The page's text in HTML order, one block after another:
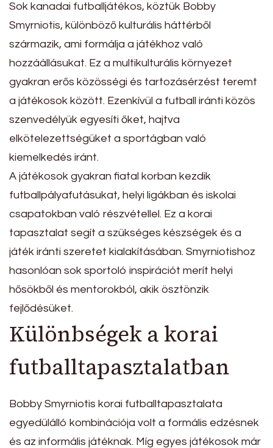
Sok kanadai futballjátékos, köztük Bobby
Smyrniotis, különböző kulturális háttérből
származik, ami formálja a játékhoz való
hozzáállásukat. Ez a multikulturális környezet
gyakran erős közösségi és tartozásérzést teremt
a játékosok között. Ezenkívül a futball iránti közös
szenvedélyük egyesíti őket, hajtva
elkötelezettségüket a sportágban való
kiemelkedés iránt.
A játékosok gyakran fiatal korban kezdik
futballpályafutásukat, helyi ligákban és iskolai
csapatokban való részvétellel. Ez a korai
tapasztalat segít a szükséges készségek és a
játék iránti szeretet kialakításában. Smyrniotishoz
hasonlóan sok sportoló inspirációt merít helyi
hősökből és mentorokból, akik ösztönzik
fejlődésüket.
Különbségek a korai
futballtapasztalatban
Bobby Smyrniotis korai futballtapasztalata
egyedülálló kombinációja volt a formális edzésnek
és az informális játéknak. Míg egyes játékosok már